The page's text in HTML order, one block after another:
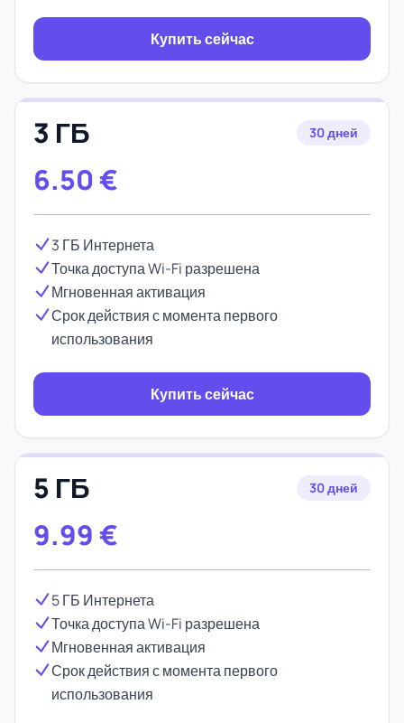
Купить сейчас
3 ГБ 30 дней
6.50 €
3 ГБ Интернета
Точка доступа Wi-Fi разрешена
Мгновенная активация
Срок действия с момента первого
использования
Купить сейчас
5 ГБ 30 дней
9.99 €
5 ГБ Интернета
Точка доступа Wi-Fi разрешена
Мгновенная активация
Срок действия с момента первого
использования